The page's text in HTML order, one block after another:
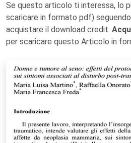
Se questo articolo ti interessa, lo
scaricare in formato pdf)
acquistare il download credit.
per scaricare questo Articolo in